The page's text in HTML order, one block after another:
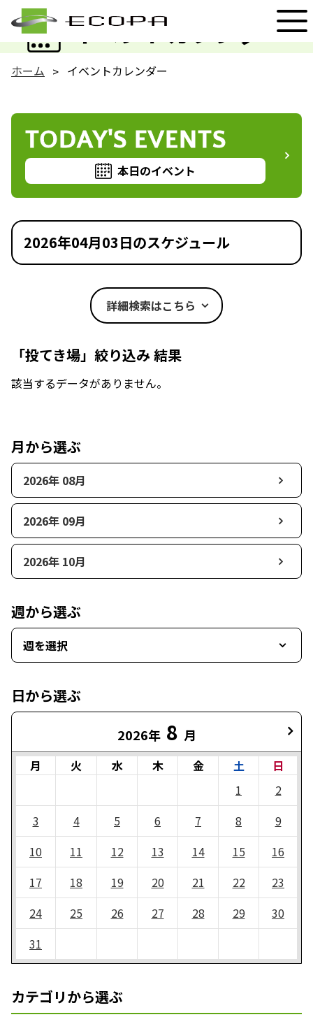
イベントカレンダー
EVENT
ホーム イベントカレンダー
TODAY'S EVENTS
本日のイベント
2026年04月03日のスケジュール
詳細検索はこちら
「投てき場」絞り込み 結果
該当するデータがありません。
月から選ぶ
2026年 08月
2026年 09月
2026年 10月
週から選ぶ
週を選択
日から選ぶ
2026年 8 月
月 火 水 木 金 土
日
1
2
3
4 5 6 7 8
9
10
11 12 13 14 15
16
17
18 19 20 21 22
23
24
25 26 27 28 29
30
31
カテゴリから選ぶ